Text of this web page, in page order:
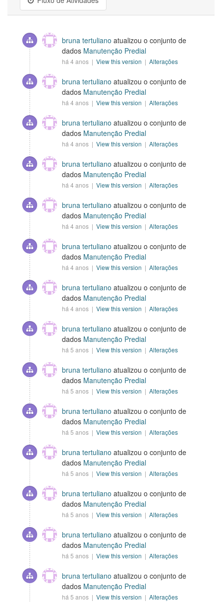
bruna tertuliano atualizou o conjunto de
dados Manutenção Predial
há 4 anos | View this version | Alterações
bruna tertuliano atualizou o conjunto de
dados Manutenção Predial
há 4 anos | View this version | Alterações
bruna tertuliano atualizou o conjunto de
dados Manutenção Predial
há 4 anos | View this version | Alterações
bruna tertuliano atualizou o conjunto de
dados Manutenção Predial
há 4 anos | View this version | Alterações
bruna tertuliano atualizou o conjunto de
dados Manutenção Predial
há 4 anos | View this version | Alterações
bruna tertuliano atualizou o conjunto de
dados Manutenção Predial
há 4 anos | View this version | Alterações
bruna tertuliano atualizou o conjunto de
dados Manutenção Predial
há 4 anos | View this version | Alterações
bruna tertuliano atualizou o conjunto de
dados Manutenção Predial
há 5 anos | View this version | Alterações
bruna tertuliano atualizou o conjunto de
dados Manutenção Predial
há 5 anos | View this version | Alterações
bruna tertuliano atualizou o conjunto de
dados Manutenção Predial
há 5 anos | View this version | Alterações
bruna tertuliano atualizou o conjunto de
dados Manutenção Predial
há 5 anos | View this version | Alterações
bruna tertuliano atualizou o conjunto de
dados Manutenção Predial
há 5 anos | View this version | Alterações
bruna tertuliano atualizou o conjunto de
dados Manutenção Predial
há 5 anos | View this version | Alterações
bruna tertuliano atualizou o conjunto de
dados Manutenção Predial
há 5 anos | View this version | Alterações